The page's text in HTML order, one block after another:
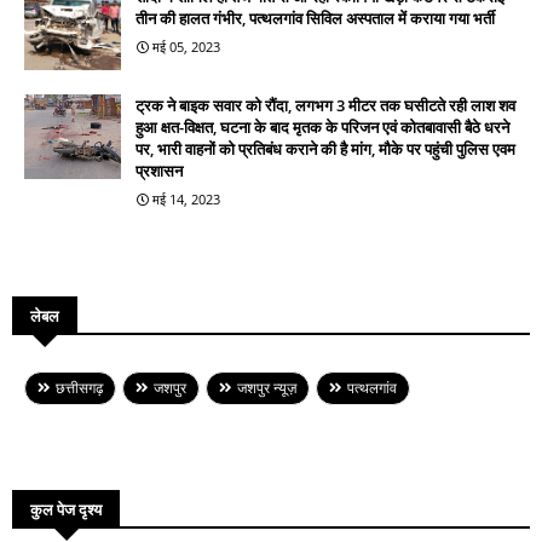
तीन की हालत गंभीर, पत्थलगांव सिविल अस्पताल में कराया गया भर्ती
मई 05, 2023
ट्रक ने बाइक सवार को रौंदा, लगभग 3 मीटर तक घसीटते रही लाश शव
हुआ क्षत-विक्षत, घटना के बाद मृतक के परिजन एवं कोतबावासी बैठे धरने
पर, भारी वाहनों को प्रतिबंध कराने की है मांग, मौके पर पहुंची पुलिस एवम
प्रशासन
मई 14, 2023
लेबल
छत्तीसगढ़ जशपुर जशपुर न्यूज़ पत्थलगांव
कुल पेज दृश्य